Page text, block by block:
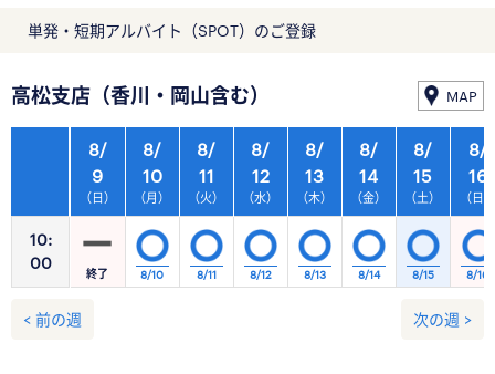
単発・短期アルバイト（SPOT）のご登録
高松支店（香川・岡山含む） MAP
10:
00
8/
9
（日）
8/
10
（月）
8/
11
（火）
8/
12
（水）
8/
13
（木）
8/
14
（金）
8/
15
（土）
終了 8/10 8/11 8/12 8/13 8/14 8/15
8/
16
（日）
8/16
< 前の週 次の週 >